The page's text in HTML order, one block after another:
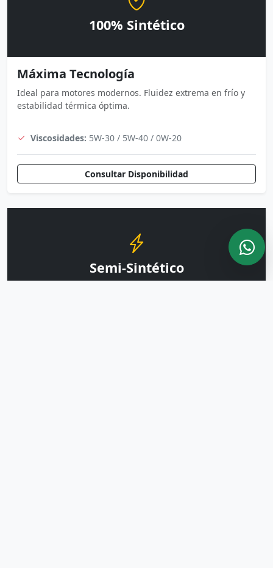
100% Sintético
Máxima Tecnología
Ideal para motores modernos. Fluidez extrema en frío y
estabilidad térmica óptima.
Viscosidades: 5W-30 / 5W-40 / 0W-20
Consultar Disponibilidad
Semi-Sintético